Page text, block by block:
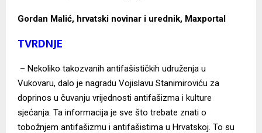
Gordan Malić, hrvatski novinar i urednik, Maxportal
TVRDNJE
– Nekoliko takozvanih antifašističkih udruženja u
Vukovaru, dalo je nagradu Vojislavu Stanimiroviću za
doprinos u čuvanju vrijednosti antifašizma i kulture
sjećanja. Ta informacija je sve što trebate znati o
tobožnjem antifašizmu i antifašistima u Hrvatskoj. To su